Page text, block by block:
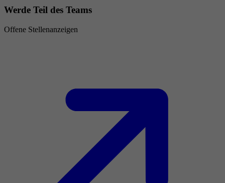
Werde Teil des Teams
Offene Stellenanzeigen